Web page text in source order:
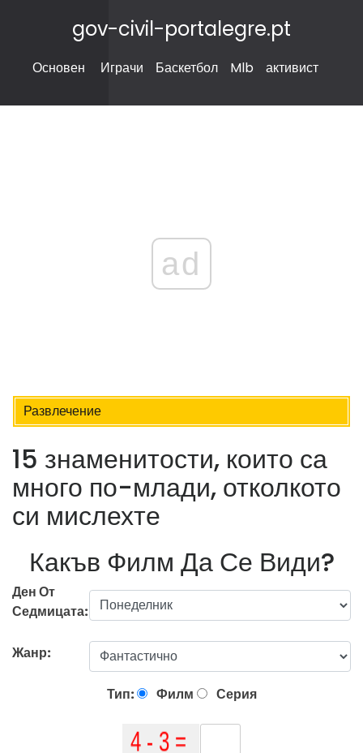
gov-civil-portalegre.pt
Основен Играчи Баскетбол Mlb активист
ad
Развлечение
15 знаменитости, които са
много по-млади, отколкото
си мислехте
Какъв Филм Да Се Види?
Ден От
Седмицата:
Жанр:
Тип: Филм Серия